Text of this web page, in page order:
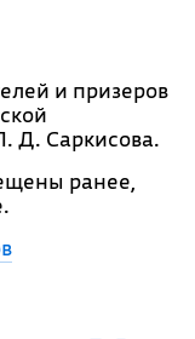
и призеров
Д. Саркисова.
ранее,